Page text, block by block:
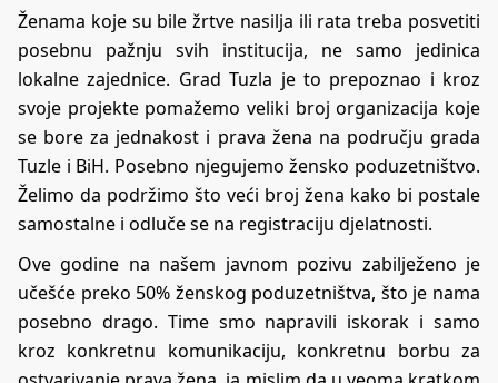
Ženama koje su bile žrtve nasilja ili rata treba posvetiti
posebnu pažnju svih institucija, ne samo jedinica
lokalne zajednice. Grad Tuzla je to prepoznao i kroz
svoje projekte pomažemo veliki broj organizacija koje
se bore za jednakost i prava žena na području grada
Tuzle i BiH. Posebno njegujemo žensko poduzetništvo.
Želimo da podržimo što veći broj žena kako bi postale
samostalne i odluče se na registraciju djelatnosti.
Ove godine na našem javnom pozivu zabilježeno je
učešće preko 50% ženskog poduzetništva, što je nama
posebno drago. Time smo napravili iskorak i samo
kroz konkretnu komunikaciju, konkretnu borbu za